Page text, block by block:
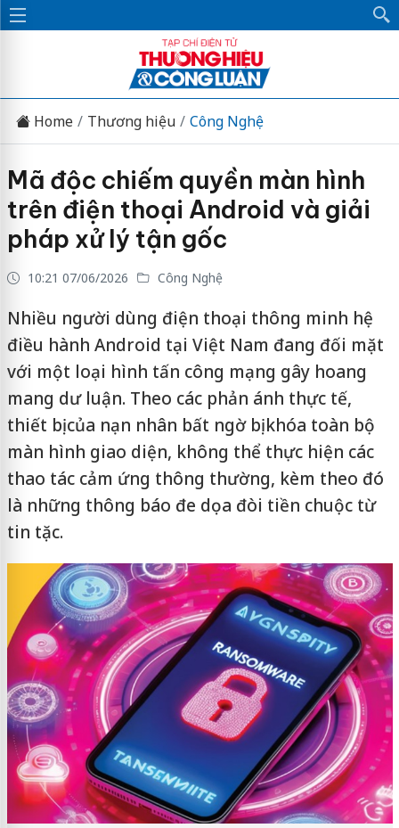
Home Thương hiệu Công Nghệ
Mã độc chiếm quyền màn hình
trên điện thoại Android và giải
pháp xử lý tận gốc
10:21 07/06/2026 Công Nghệ
Nhiều người dùng điện thoại thông minh hệ
điều hành Android tại Việt Nam đang đối mặt
với một loại hình tấn công mạng gây hoang
mang dư luận. Theo các phản ánh thực tế,
thiết bị của nạn nhân bất ngờ bị khóa toàn bộ
màn hình giao diện, không thể thực hiện các
thao tác cảm ứng thông thường, kèm theo đó
là những thông báo đe dọa đòi tiền chuộc từ
tin tặc.